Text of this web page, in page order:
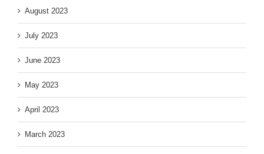
August 2023
July 2023
June 2023
May 2023
April 2023
March 2023